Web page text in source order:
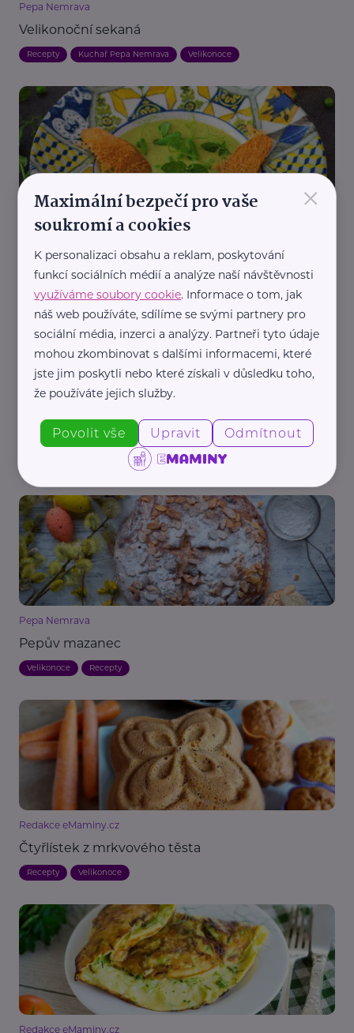
Pepa Nemrava
Velikonoční sekaná
Recepty Kuchař Pepa Nemrava Velikonoce
Hráškový krém s mátou
Kuchař Pepa Nemrava Recepty Velikonoce
Velikonoční hlavička
Pepa Nemrava
Pepův mazanec
Velikonoce Recepty
Redakce eMaminy.cz
Čtyřlístek z mrkvového těsta
Recepty Velikonoce
Redakce eMaminy.cz
×
Maximální bezpečí pro vaše
soukromí a cookies
K personalizaci obsahu a reklam, poskytování
funkcí sociálních médií a analýze naší návštěvnosti
využíváme soubory cookie. Informace o tom, jak
náš web používáte, sdílíme se svými partnery pro
sociální média, inzerci a analýzy. Partneři tyto údaje
mohou zkombinovat s dalšími informacemi, které
jste jim poskytli nebo které získali v důsledku toho,
že používáte jejich služby.
Povolit vše Upravit Odmítnout